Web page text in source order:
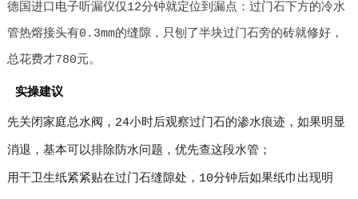
德国进口电子听漏仪仅12分钟就定位到漏点：过门石下方的冷水
管热熔接头有0.3mm的缝隙，只刨了半块过门石旁的砖就修好，
总花费才780元。
实操建议
先关闭家庭总水阀，24小时后观察过门石的渗水痕迹，如果明显
消退，基本可以排除防水问题，优先查这段水管；
用干卫生纸紧紧贴在过门石缝隙处，10分钟后如果纸巾出现明